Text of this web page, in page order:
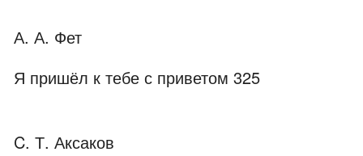
А. А. Фет
Я пришёл к тебе с приветом 325
C. Т. Аксаков